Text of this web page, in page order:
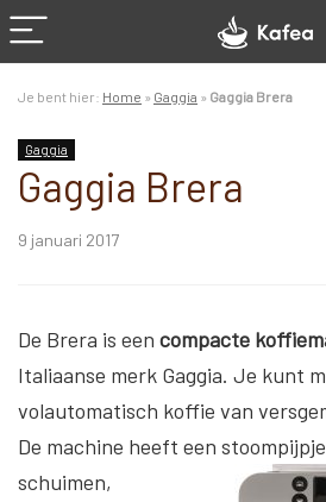
Je bent hier: Home » Gaggia » Gaggia Brera
Gaggia
Gaggia Brera
9 januari 2017
De Brera is een compacte
Italiaanse merk Gaggia. Je kunt
volautomatisch koffie van
De machine heeft een
schuimen,